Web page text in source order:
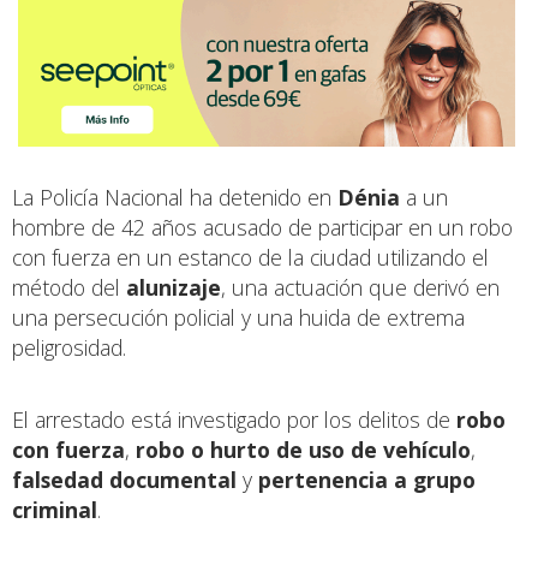
La Policía Nacional ha detenido en Dénia a un
hombre de 42 años acusado de participar en un robo
con fuerza en un estanco de la ciudad utilizando el
método del alunizaje, una actuación que derivó en
una persecución policial y una huida de extrema
peligrosidad.
El arrestado está investigado por los delitos de robo
con fuerza, robo o hurto de uso de vehículo,
falsedad documental y pertenencia a grupo
criminal.